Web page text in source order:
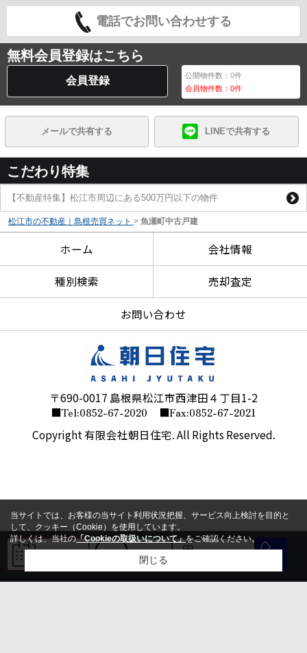
電話でお問い合わせする
無料会員登録はこちら
会員登録 公開物件数：0件
会員物件数：0件
メールで共有する LINEで共有する
こだわり特集
【不動産特集】松江市周辺にある500万円以下の物件
松江市の不動産｜島根売買ネット > 魚瀬町中古戸建
来店予約 LINE 会員登録
ホーム 会社情報
種別検索 売却査定
お問い合わせ
〒690-0017 島根県松江市西津田４丁目1-2
■Tel:0852-67-2020 ■Fax:0852-67-2021
Copyright 有限会社朝日住宅. All Rights Reserved.
当サイトでは、お客様の当サイト利用状況把握、サービス向上検討を目的と
して、クッキー（Cookie）を使用しています。
詳しくは、当社の「Cookieの取扱いについて」をご確認ください。
閉じる